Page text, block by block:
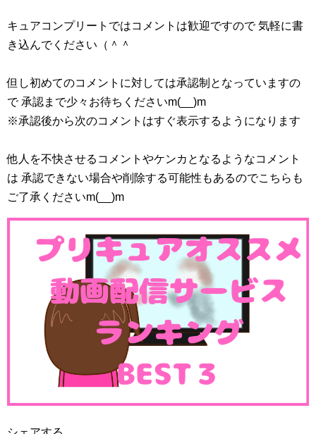
キュアコンプリートではコメントは歓迎ですので 気軽に書
き込んでください（＾＾
但し初めてのコメントに対しては承認制となっていますの
で 承認まで少々お待ちくださいm(__)m
※承認後から次のコメントはすぐ表示するようになります
他人を不快させるコメントやケンカとなるようなコメント
は 承認できない場合や削除する可能性もあるのでこちらも
ご了承くださいm(__)m